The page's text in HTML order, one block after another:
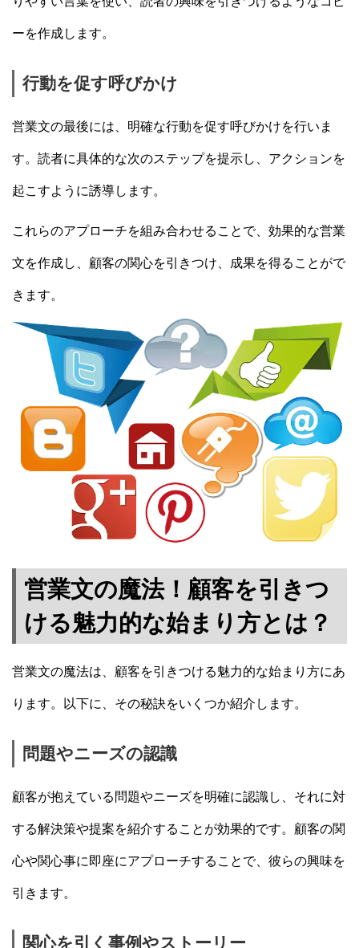
ーを作成します。
行動を促す呼びかけ
営業文の最後には、明確な行動を促す呼びかけを行いま
す。読者に具体的な次のステップを提示し、アクションを
起こすように誘導します。
これらのアプローチを組み合わせることで、効果的な営業
文を作成し、顧客の関心を引きつけ、成果を得ることがで
きます。
営業文の魔法！顧客を引きつ
ける魅力的な始まり方とは？
営業文の魔法は、顧客を引きつける魅力的な始まり方にあ
ります。以下に、その秘訣をいくつか紹介します。
問題やニーズの認識
顧客が抱えている問題やニーズを明確に認識し、それに対
する解決策や提案を紹介することが効果的です。顧客の関
心や関心事に即座にアプローチすることで、彼らの興味を
引きます。
関心を引く事例やストーリー